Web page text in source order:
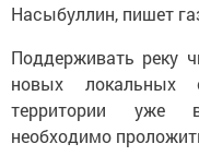
Насыбуллин, пишет
Поддерживать реку
новых локальных
территории уже
необходимо